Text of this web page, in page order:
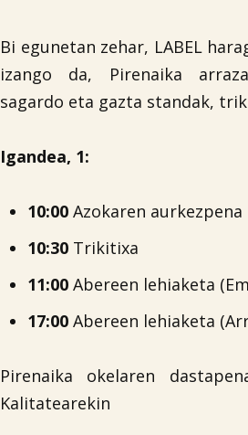
Bi egunetan zehar, LABEL
izango da, Pirenaika
sagardo eta gazta standak,
Igandea, 1:
10:00 Azokaren aurkezpena
10:30 Trikitixa
11:00 Abereen lehiaketa
17:00 Abereen lehiaketa
Pirenaika okelaren
Kalitatearekin